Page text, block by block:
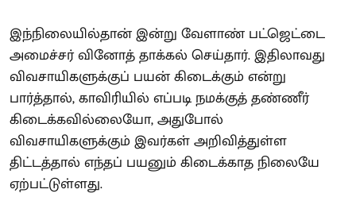
இந்நிலையில்தான் இன்று வேளாண் பட்ஜெட்டை
அமைச்சர் வினோத் தாக்கல் செய்தார். இதிலாவது
விவசாயிகளுக்குப் பயன் கிடைக்கும் என்று
பார்த்தால், காவிரியில் எப்படி நமக்குத் தண்ணீர்
கிடைக்கவில்லையோ, அதுபோல்
விவசாயிகளுக்கும் இவர்கள் அறிவித்துள்ள
திட்டத்தால் எந்தப் பயனும் கிடைக்காத நிலையே
ஏற்பட்டுள்ளது.